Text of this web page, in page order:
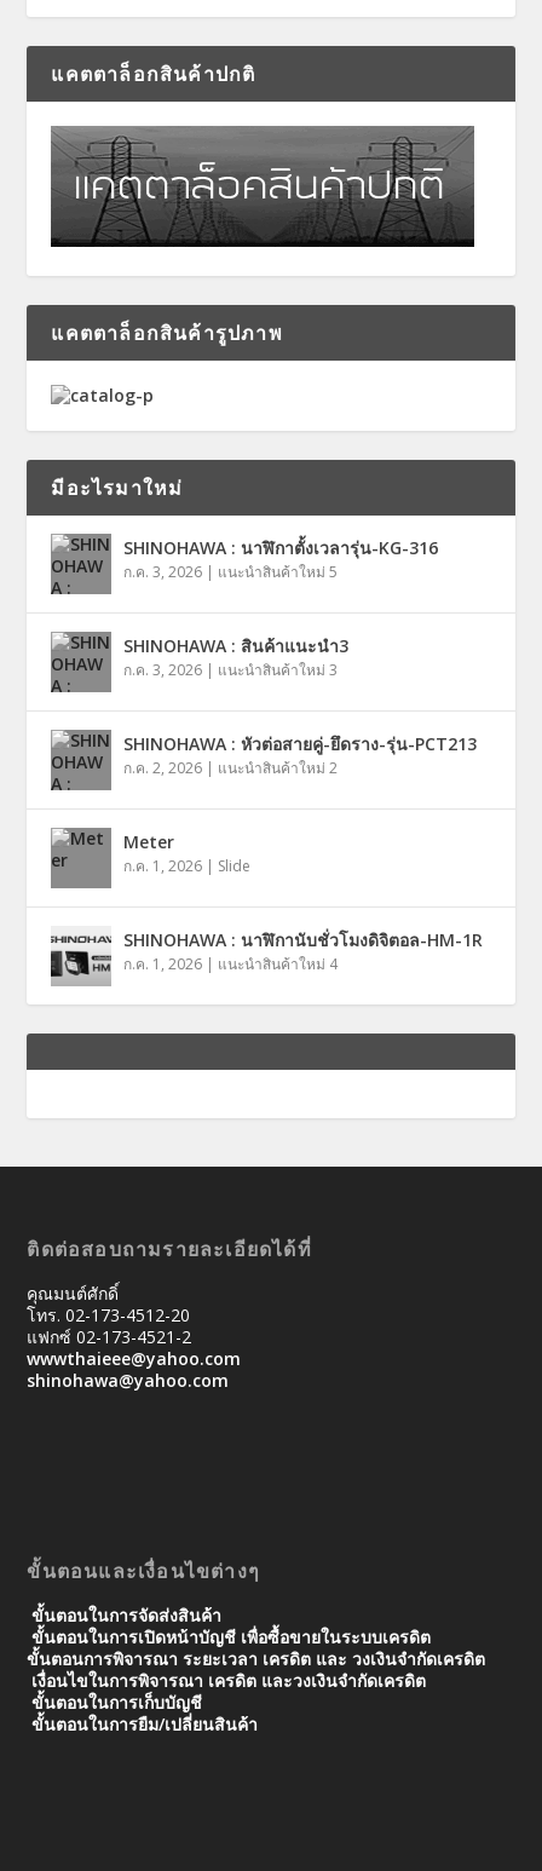
แคตตาล็อกสินค้าปกติ
แคตตาล็อกสินค้ารูปภาพ
มีอะไรมาใหม่
SHINOHAWA : นาฬิกาตั้งเวลารุ่น-KG-316
ก.ค. 3, 2026 | แนะนำสินค้าใหม่ 5
SHINOHAWA : สินค้าแนะนำ3
ก.ค. 3, 2026 | แนะนำสินค้าใหม่ 3
SHINOHAWA : หัวต่อสายคู่-ยึดราง-รุ่น-PCT213
ก.ค. 2, 2026 | แนะนำสินค้าใหม่ 2
Meter
ก.ค. 1, 2026 | Slide
SHINOHAWA : นาฬิกานับชั่วโมงดิจิตอล-HM-1R
ก.ค. 1, 2026 | แนะนำสินค้าใหม่ 4
ติดต่อสอบถามรายละเอียดได้ที่
คุณมนต์ศักดิ์
โทร. 02-173-4512-20
แฟกซ์ 02-173-4521-2
wwwthaieee@yahoo.com
shinohawa@yahoo.com
ขั้นตอนและเงื่อนไขต่างๆ
ขั้นตอนในการจัดส่งสินค้า
ขั้นตอนในการเปิดหน้าบัญชี เพื่อซื้อขายในระบบเครดิต
ขั้นตอนการพิจารณา ระยะเวลา เครดิต และ วงเงินจํากัดเครดิต
เงื่อนไขในการพิจารณา เครดิต และวงเงินจำกัดเครดิต
ขั้นตอนในการเก็บบัญชี
ขั้นตอนในการยืม/เปลี่ยนสินค้า